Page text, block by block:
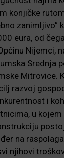
konjičke
zanimljivo”
eura, od
Nijemci,
Srednja
razvoj
i
u
na
njihovi